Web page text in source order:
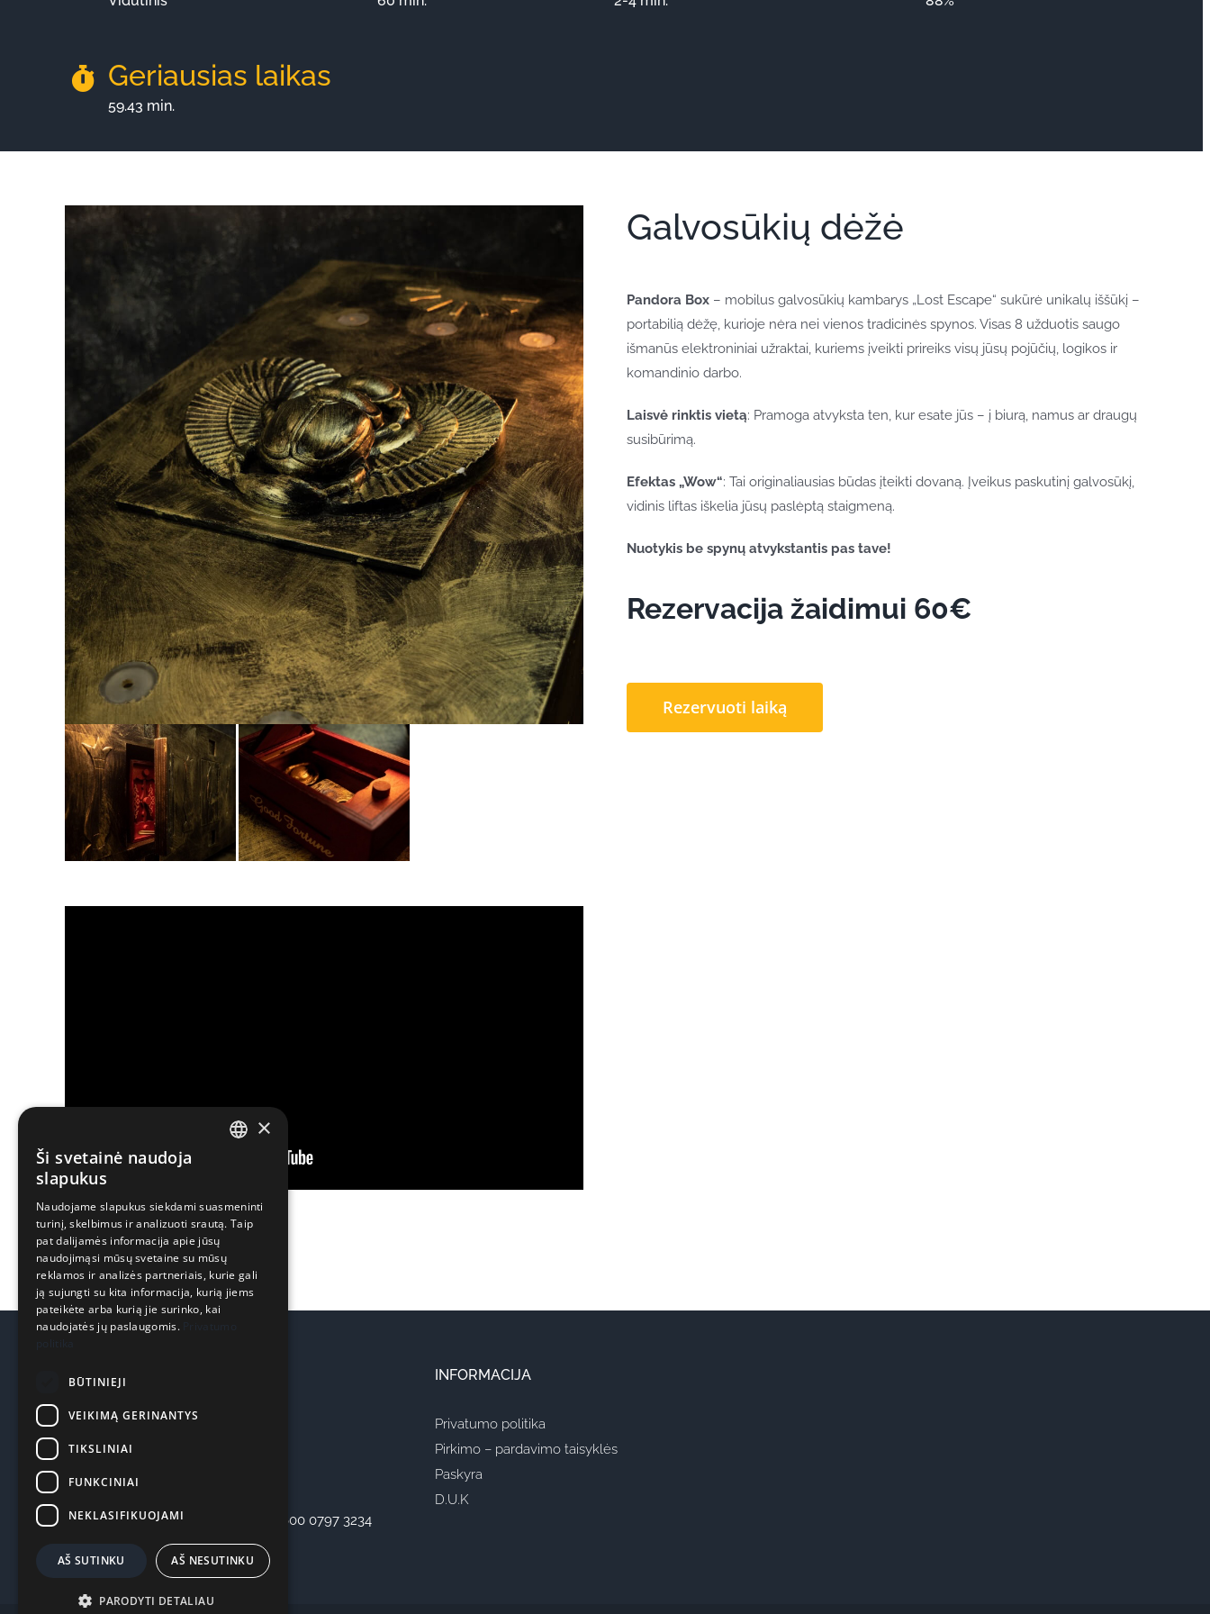
Geriausias laikas
59.43 min.
View
Galvosūkių dėžė
Pandora Box– mobilus galvosūkių kambarys „Lost Escape“ sukūrė unikalų iššūkį –
portabilią dėžę, kurioje nėra nei vienos tradicinės spynos. Visas 8 užduotis saugo
išmanūs elektroniniai užraktai, kuriems įveikti prireiks visų jūsų pojūčių, logikos ir
komandinio darbo.
Laisvė rinktis vietą: Pramoga atvyksta ten, kur esate jūs – į biurą, namus ar draugų
susibūrimą.
Efektas „Wow“: Tai originaliausias būdas įteikti dovaną. Įveikus paskutinį galvosūkį,
vidinis liftas iškelia jūsų paslėptą staigmeną.
Nuotykis be spynų atvykstantis pas tave!
Rezervacija žaidimui 60€
Rezervuoti laiką
REKVIZITAI
UAB “OSTERIS”
Įmonės kodas: 303355536
Atsiskaitomoji sąskaita: LT47 7044 0600 0797 3234
INFORMACIJA
Privatumo politika
Pirkimo – pardavimo taisyklės
Paskyra
D.U.K
×
Ši svetainė naudoja
slapukus
Naudojame slapukus siekdami suasmeninti
turinį, skelbimus ir analizuoti srautą. Taip
pat dalijamės informacija apie jūsų
naudojimąsi mūsų svetaine su mūsų
reklamos ir analizės partneriais, kurie gali
ją sujungti su kita informacija, kurią jiems
pateikėte arba kurią jie surinko, kai
naudojatės jų paslaugomis.
BŪTINIEJI
VEIKIMĄ GERINANTYS
TIKSLINIAI
FUNKCINIAI
NEKLASIFIKUOJAMI
AŠ SUTINKU AŠ NESUTINKU
PARODYTI DETALIAU